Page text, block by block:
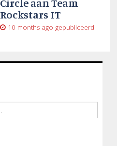
Circle aan Team
Rockstars IT
10 months ago gepubliceerd